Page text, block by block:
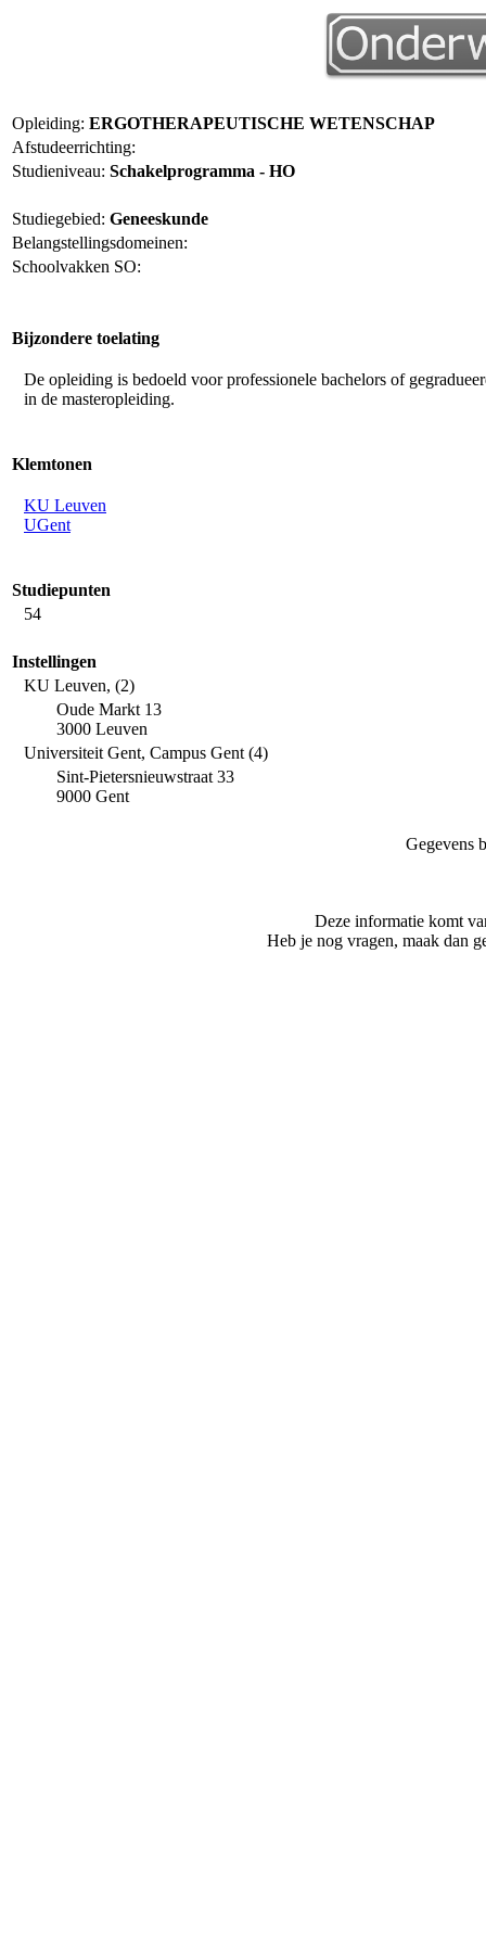
Opleiding: ERGOTHERAPEUTISCHE WETENSCHAP
Afstudeerrichting:
Studieniveau: Schakelprogramma - HO
Studiegebied: Geneeskunde
Belangstellingsdomeinen:
Schoolvakken SO:
Bijzondere toelating
De opleiding is bedoeld voor professionele bachelors of
in de masteropleiding.
Klemtonen
KU Leuven
UGent
Studiepunten
54
Instellingen
KU Leuven, (2)
Oude Markt 13
3000 Leuven
Universiteit Gent, Campus Gent (4)
Sint-Pietersnieuwstraat 33
9000 Gent
Gegevens
Deze informatie komt
Heb je nog vragen, maak dan